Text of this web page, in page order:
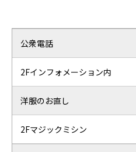
公衆電話
2Fインフォメーション内
洋服のお直し
2Fマジックミシン